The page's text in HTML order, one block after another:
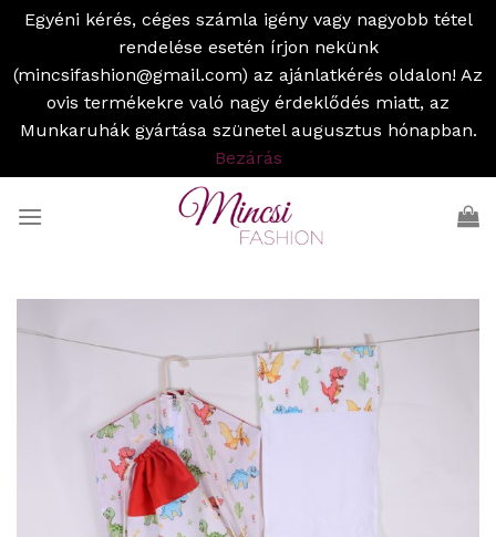
Egyéni kérés, céges számla igény vagy nagyobb tétel
rendelése esetén írjon nekünk
(mincsifashion@gmail.com) az ajánlatkérés oldalon! Az
ovis termékekre való nagy érdeklődés miatt, az
Munkaruhák gyártása szünetel augusztus hónapban.
Bezárás